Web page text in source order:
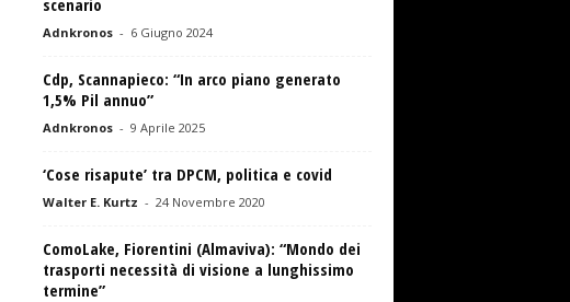
scenario
Adnkronos - 6 Giugno 2024
Cdp, Scannapieco: “In arco piano generato
1,5% Pil annuo”
Adnkronos - 9 Aprile 2025
‘Cose risapute’ tra DPCM, politica e covid
Walter E. Kurtz - 24 Novembre 2020
ComoLake, Fiorentini (Almaviva): “Mondo dei
trasporti necessità di visione a lunghissimo
termine”